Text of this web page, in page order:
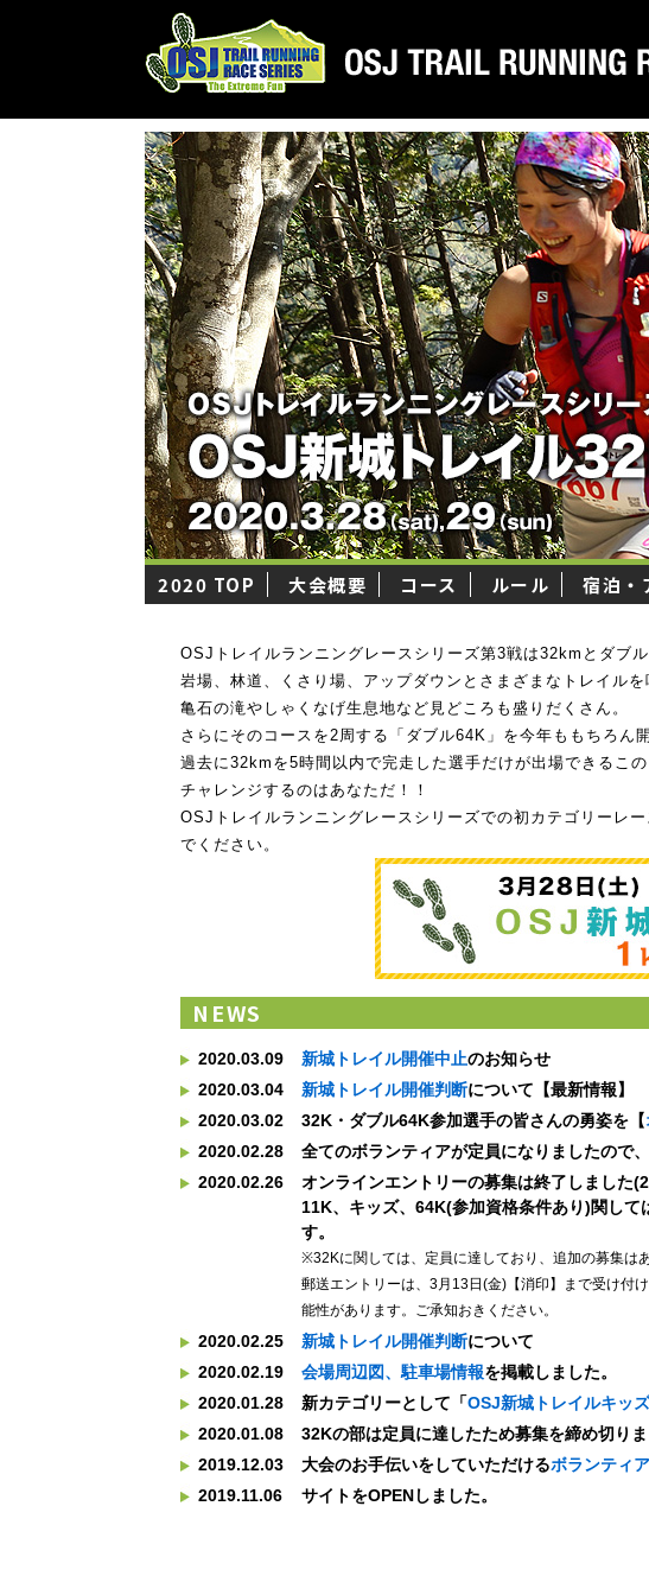
2020 TOP 大会概要 コース ルール 宿泊・
OSJトレイルランニングレースシリーズ第3戦は32kmとダブル
岩場、林道、くさり場、アップダウンとさまざまなトレイルを
亀石の滝やしゃくなげ生息地など見どころも盛りだくさん。
さらにそのコースを2周する「ダブル64K」を今年ももちろん開
過去に32kmを5時間以内で完走した選手だけが出場できるこの
チャレンジするのはあなただ！！
OSJトレイルランニングレースシリーズでの初カテゴリーレ
でください。
NEWS
2020.03.09 新城トレイル開催中止のお知らせ
2020.03.04
新城トレイル開催判断について【最新情報】
2020.03.02
32K・ダブル64K参加選手の皆さんの勇姿を【
2020.02.28
全てのボランティアが定員になりましたので
2020.02.26
オンラインエントリーの募集は終了しました
11K、キッズ、64K(参加資格条件あり)関して
す。
※32Kに関しては、定員に達しており、追加の募集はあ
郵送エントリーは、3月13日(金)【消印】まで受け付
能性があります。ご承知おきください。
2020.02.25 新城トレイル開催判断について
2020.02.19
会場周辺図、駐車場情報を掲載しました。
2020.01.28
新カテゴリーとして「OSJ新城トレイルキッズ
2020.01.08
32Kの部は定員に達したため募集を締め切り
2019.12.03
大会のお手伝いをしていただけるボランティ
2019.11.06
サイトをOPENしました。